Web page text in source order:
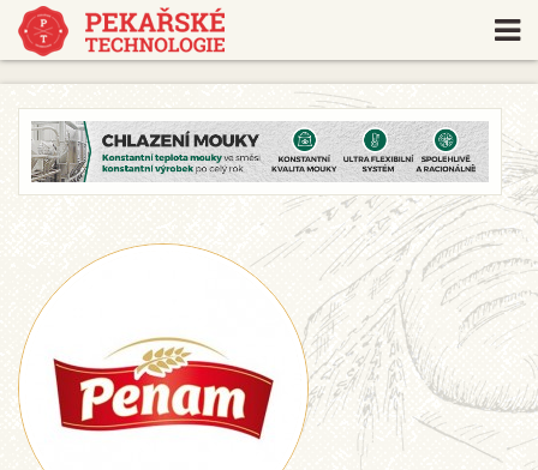
https://www.traditionrolex.com/18